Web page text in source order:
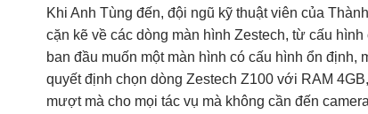
Khi Anh Tùng đến, đội ngũ kỹ thuật viên của
cặn kẽ về các dòng màn hình Zestech, từ cấu
ban đầu muốn một màn hình có cấu hình ổn
quyết định chọn dòng Zestech Z100 với RAM
mượt mà cho mọi tác vụ mà không cần đến